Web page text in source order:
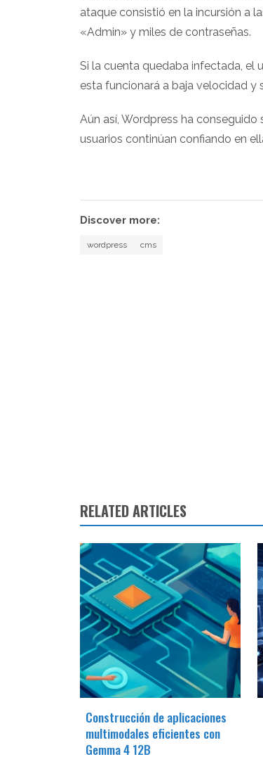
ataque consistió en la incursión a
«Admin» y miles de contraseñas.
Si la cuenta quedaba infectada, el
esta funcionará a baja velocidad
Aún así, Wordpress ha
usuarios continúan confiando en
Discover more:
wordpress cms
RELATED ARTICLES
Construcción de aplicaciones
multimodales eficientes con
Gemma 4 12B